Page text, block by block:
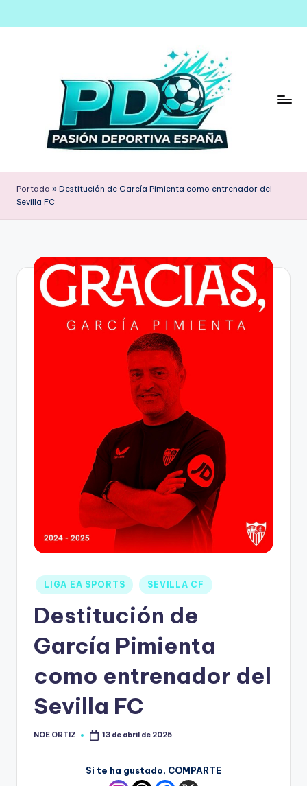
Saltar
Portada » Destitución de García Pimienta como entrenador del
Sevilla FC
LIGA EA SPORTS SEVILLA CF
Destitución de
García Pimienta
como entrenador del
Sevilla FC
NOE ORTIZ 13 de abril de 2025
Si te ha gustado, COMPARTE